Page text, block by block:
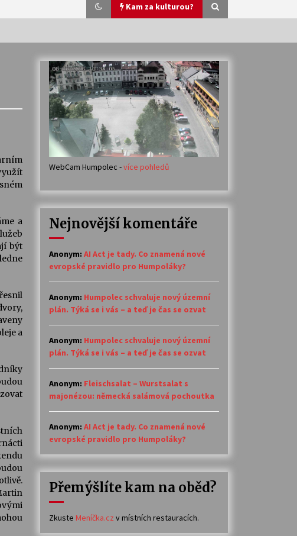
Kam za kulturou?
Veselí muzikanti
30. 7. 2026
Votavžatský ploty
23. 7. 2026
14. 7. 2026
30. 6. 2026
a
být
a
WebCam Humpolec -více pohledů
Nejnovější komentáře
Anonym: AI Act je tady. Co znamená nové
evropské pravidlo pro Humpoláky?
Anonym: Humpolec schvaluje nový územní
plán. Týká se i vás – a teď je čas se ozvat
Anonym: Humpolec schvaluje nový územní
plán. Týká se i vás – a teď je čas se ozvat
Anonym: Fleischsalat – Wurstsalat s
majonézou: německá salámová pochoutka
Anonym: AI Act je tady. Co znamená nové
evropské pravidlo pro Humpoláky?
Přemýšlíte kam na oběd?
Zkuste Meníčka.cz v místních restauracích.